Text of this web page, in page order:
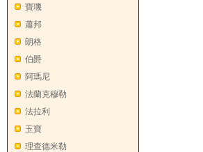
寶璣
蕭邦
朗格
伯爵
阿瑪尼
法蘭克穆勒
法拉利
玉寶
理查德米勒